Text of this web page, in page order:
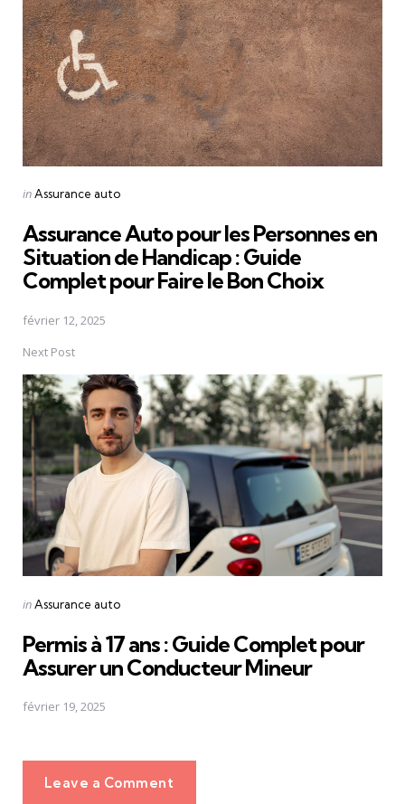
Posted
inAssurance auto
Assurance Auto pour les Personnes en
Situation de Handicap : Guide
Complet pour Faire le Bon Choix
février 12, 2025
Next Post
Posted
inAssurance auto
Permis à 17 ans : Guide Complet pour
Assurer un Conducteur Mineur
février 19, 2025
Leave a Comment